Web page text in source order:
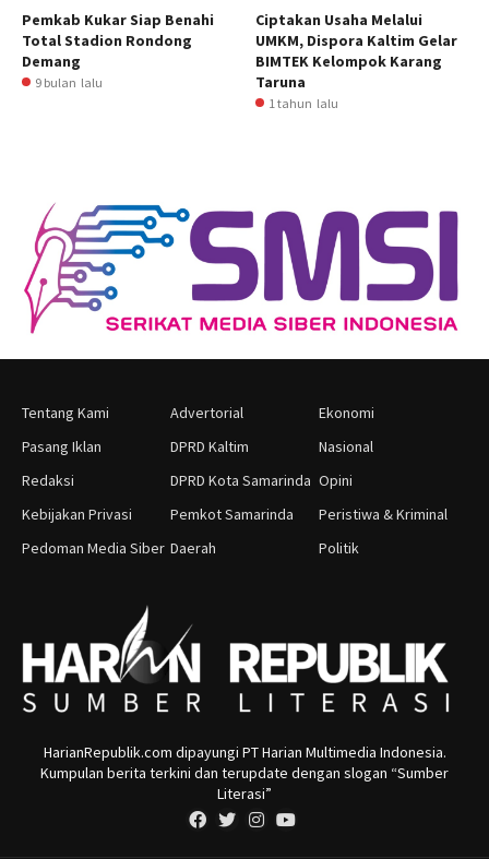
Pemkab Kukar Siap Benahi
Total Stadion Rondong
Demang
9 bulan lalu
Ciptakan Usaha Melalui
UMKM, Dispora Kaltim Gelar
BIMTEK Kelompok Karang
Taruna
1 tahun lalu
Tentang Kami
Pasang Iklan
Redaksi
Kebijakan Privasi
Pedoman Media Siber
Advertorial
DPRD Kaltim
DPRD Kota Samarinda
Pemkot Samarinda
Daerah
Ekonomi
Nasional
Opini
Peristiwa & Kriminal
Politik
HarianRepublik.com dipayungi PT Harian Multimedia Indonesia.
Kumpulan berita terkini dan terupdate dengan slogan “Sumber
Literasi”